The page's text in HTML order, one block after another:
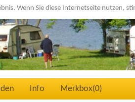
Wenn Sie diese Internetseite nutzen,
Info Merkbox(0)